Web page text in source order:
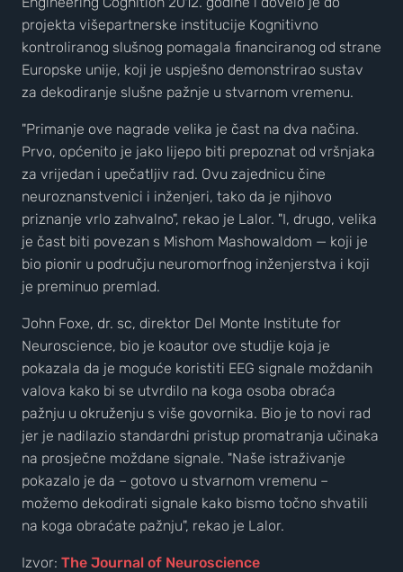
projekta višepartnerske institucije Kognitivno
kontroliranog slušnog pomagala financiranog od strane
Europske unije, koji je uspješno demonstrirao sustav
za dekodiranje slušne pažnje u stvarnom vremenu.
"Primanje ove nagrade velika je čast na dva načina.
Prvo, općenito je jako lijepo biti prepoznat od vršnjaka
za vrijedan i upečatljiv rad. Ovu zajednicu čine
neuroznanstvenici i inženjeri, tako da je njihovo
priznanje vrlo zahvalno", rekao je Lalor. "I, drugo, velika
je čast biti povezan s Mishom Mashowaldom — koji je
bio pionir u području neuromorfnog inženjerstva i koji
je preminuo premlad.
John Foxe, dr. sc, direktor Del Monte Institute for
Neuroscience, bio je koautor ove studije koja je
pokazala da je moguće koristiti EEG signale moždanih
valova kako bi se utvrdilo na koga osoba obraća
pažnju u okruženju s više govornika. Bio je to novi rad
jer je nadilazio standardni pristup promatranja učinaka
na prosječne moždane signale. "Naše istraživanje
pokazalo je da – gotovo u stvarnom vremenu –
možemo dekodirati signale kako bismo točno shvatili
na koga obraćate pažnju", rekao je Lalor.
Izvor: The Journal of Neuroscience